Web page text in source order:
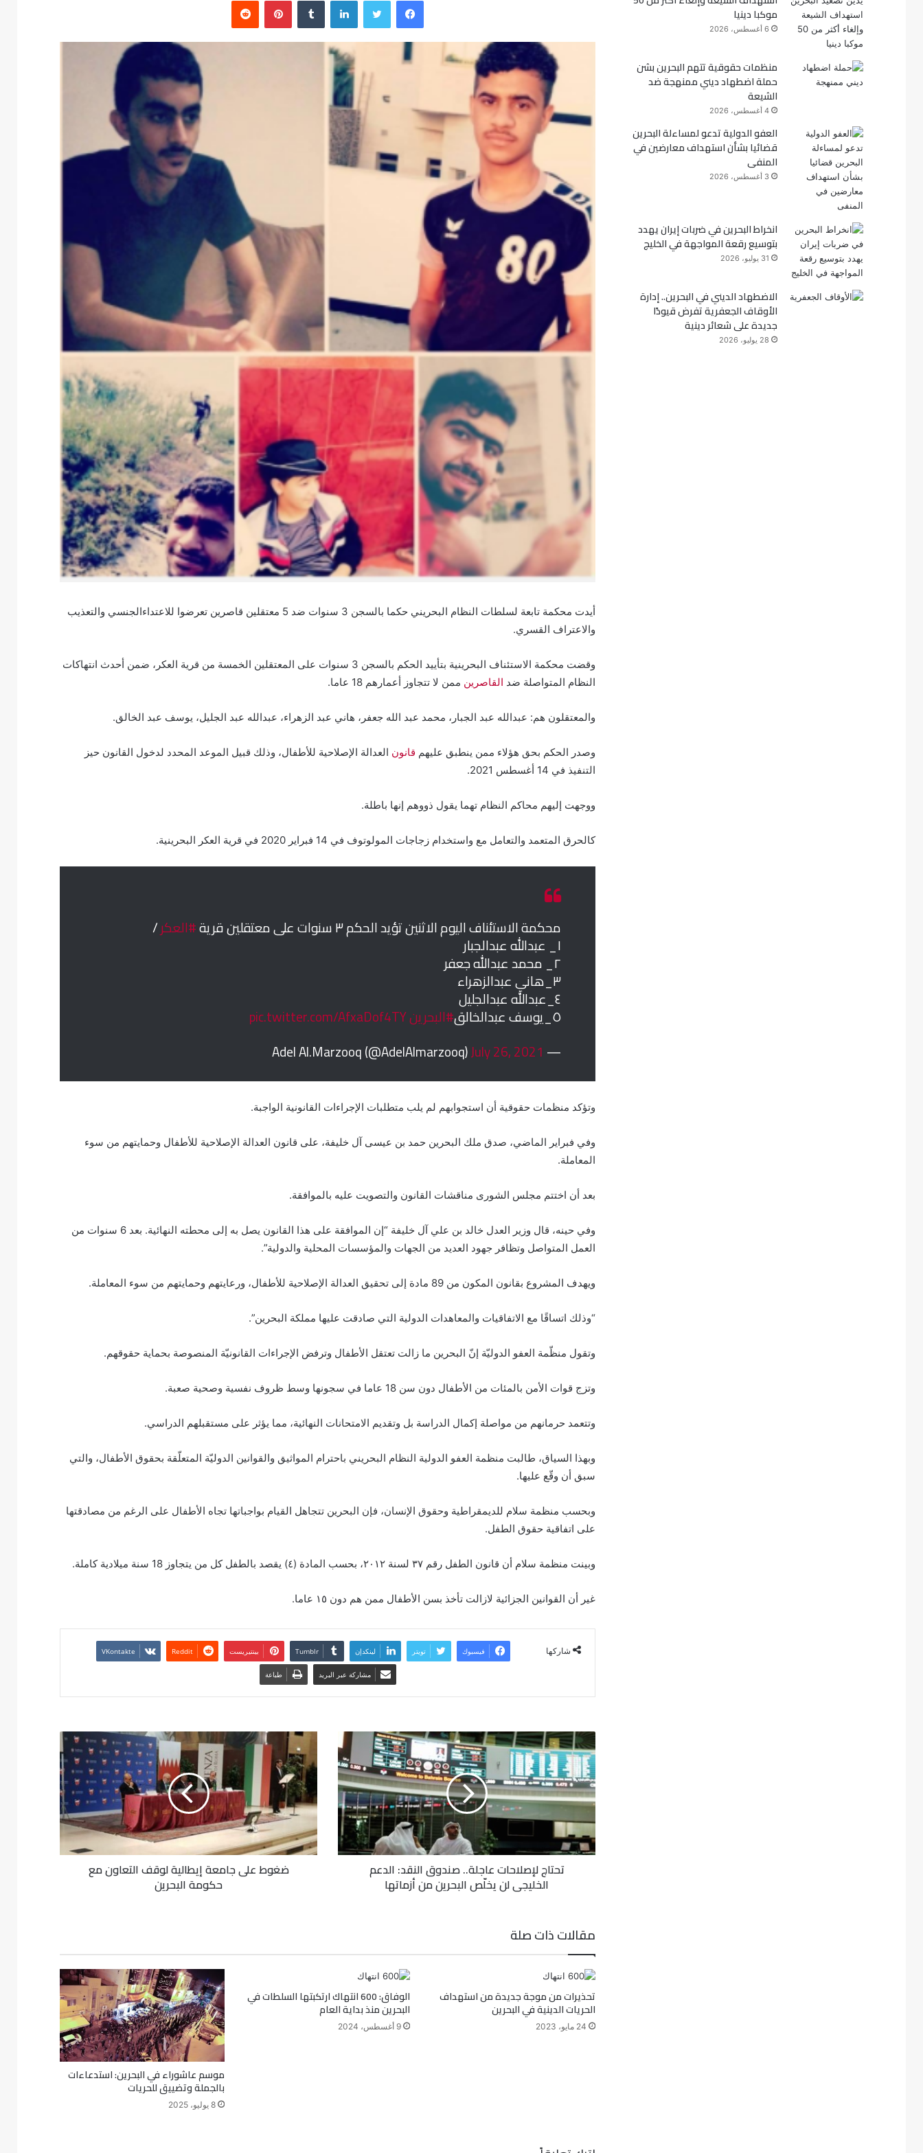
أيدت محكمة تابعة لسلطات النظام البحريني حكما بالسجن 3 سنوات ضد 5 معتقلين قاصرين تعرضوا للاعتداءالجنسي والتعذيب
والاعتراف القسري.
وقضت محكمة الاستئناف البحرينية بتأييد الحكم بالسجن 3 سنوات على المعتقلين الخمسة من قرية العكر، ضمن أحدث انتهاكات
النظام المتواصلة ضد القاصرين ممن لا تتجاوز أعمارهم 18 عاما.
والمعتقلون هم: عبدالله عبد الجبار، محمد عبد الله جعفر، هاني عبد الزهراء، عبدالله عبد الجليل، يوسف عبد الخالق.
وصدر الحكم بحق هؤلاء ممن ينطبق عليهم قانون العدالة الإصلاحية للأطفال، وذلك قبيل الموعد المحدد لدخول القانون حيز
التنفيذ في 14 أغسطس 2021.
ووجهت إليهم محاكم النظام تهما يقول ذووهم إنها باطلة.
كالحرق المتعمد والتعامل مع واستخدام زجاجات المولوتوف في 14 فبراير 2020 في قرية العكر البحرينية.
محكمة الاستئناف اليوم الاثنين تؤيد الحكم ٣ سنوات على معتقلين قرية #العكر/
١_ عبدالله عبدالجبار
٢_ محمد عبدالله جعفر
٣_هاني عبدالزهراء
٤_عبدالله عبدالجليل
٥_يوسف عبدالخالق #البحرينpic.twitter.com/AfxaDof4TY
— Adel Al.Marzooq (@AdelAlmarzooq)
July 26, 2021
وتؤكد منظمات حقوقية أن استجوابهم لم يلب متطلبات الإجراءات القانونية الواجبة.
وفي فبراير الماضي، صدق ملك البحرين حمد بن عيسى آل خليفة، على قانون العدالة الإصلاحية للأطفال وحمايتهم من سوء
المعاملة.
بعد أن اختتم مجلس الشورى مناقشات القانون والتصويت عليه بالموافقة.
وفي حينه، قال وزير العدل خالد بن علي آل خليفة “إن الموافقة على هذا القانون يصل به إلى محطته النهائية. بعد 6 سنوات من
العمل المتواصل وتظافر جهود العديد من الجهات والمؤسسات المحلية والدولية”.
ويهدف المشروع بقانون المكون من 89 مادة إلى تحقيق العدالة الإصلاحية للأطفال، ورعايتهم وحمايتهم من سوء المعاملة.
“وذلك اتساقًا مع الاتفاقيات والمعاهدات الدولية التي صادقت عليها مملكة البحرين”.
وتقول منظّمة العفو الدوليّة إنّ البحرين ما زالت تعتقل الأطفال وترفض الإجراءات القانونيّة المنصوصة بحماية حقوقهم.
وتزج قوات الأمن بالمئات من الأطفال دون سن 18 عاما في سجونها وسط ظروف نفسية وصحية صعبة.
وتتعمد حرمانهم من مواصلة إكمال الدراسة بل وتقديم الامتحانات النهائية، مما يؤثر على مستقبلهم الدراسي.
وبهذا السياق، طالبت منظمة العفو الدولية النظام البحريني باحترام المواثيق والقوانين الدوليّة المتعلّقة بحقوق الأطفال، والتي
سبق أن وقّع عليها.
وبحسب منظمة سلام للديمقراطية وحقوق الإنسان، فإن البحرين تتجاهل القيام بواجباتها تجاه الأطفال على الرغم من مصادقتها
على اتفاقية حقوق الطفل.
وبينت منظمة سلام أن قانون الطفل رقم ٣٧ لسنة ٢٠١٢، بحسب المادة (٤) يقصد بالطفل كل من يتجاوز 18 سنة ميلادية كاملة.
غير أن القوانين الجزائية لازالت تأخذ بسن الأطفال ممن هم دون ١٥ عاما.
شاركها فيسبوك تويتر لينكدإن بينتيريست
مشاركة عبر البريد طباعة
تحتاج لإصلاحات عاجلة.. صندوق النقد: الدعم
الخليجي لن يخلّص البحرين من أزماتها
ضغوط على جامعة إيطالية لوقف التعاون مع
حكومة البحرين
مقالات ذات صلة
تحذيرات من موجة جديدة من استهداف
الحريات الدينية في البحرين
24 مايو، 2023
الوفاق: 600 انتهاك ارتكبتها السلطات في
البحرين منذ بداية العام
9 أغسطس، 2024
موسم عاشوراء في البحرين: استدعاءات
بالجملة وتضييق للحريات
8 يوليو، 2025
ك
موكبا دينيا
6 أغسطس، 2026
منظمات حقوقية تتهم البحرين بشن
حملة اضطهاد ديني ممنهجة ضد
الشيعة
4 أغسطس، 2026
العفو الدولية تدعو لمساءلة البحرين
قضائيا بشأن استهداف معارضين في
المنفى
3 أغسطس، 2026
انخراط البحرين في ضربات إيران يهدد
بتوسيع رقعة المواجهة في الخليج
31 يوليو، 2026
الاضطهاد الديني في البحرين.. إدارة
الأوقاف الجعفرية تفرض قيودًا
جديدة على شعائر دينية
28 يوليو، 2026